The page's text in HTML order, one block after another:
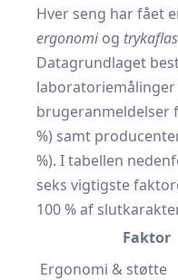
Hver seng har fået
ergonomiog
Datagrundlaget
laboratoriemålinger
brugeranmeldelser
%) samt
%). I tabellen
seks vigtigste
100 % af
Faktor
Ergonomi & støtte